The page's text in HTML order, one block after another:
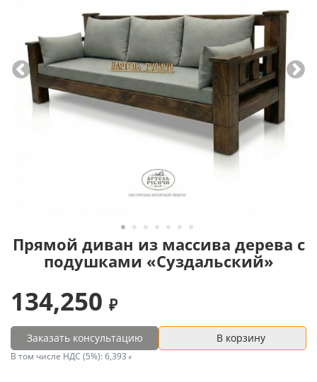
Прямой диван из массива дерева с
подушками «Суздальский»
134,250
Заказать консультацию В корзину
В том числе НДС (5%): 6,393